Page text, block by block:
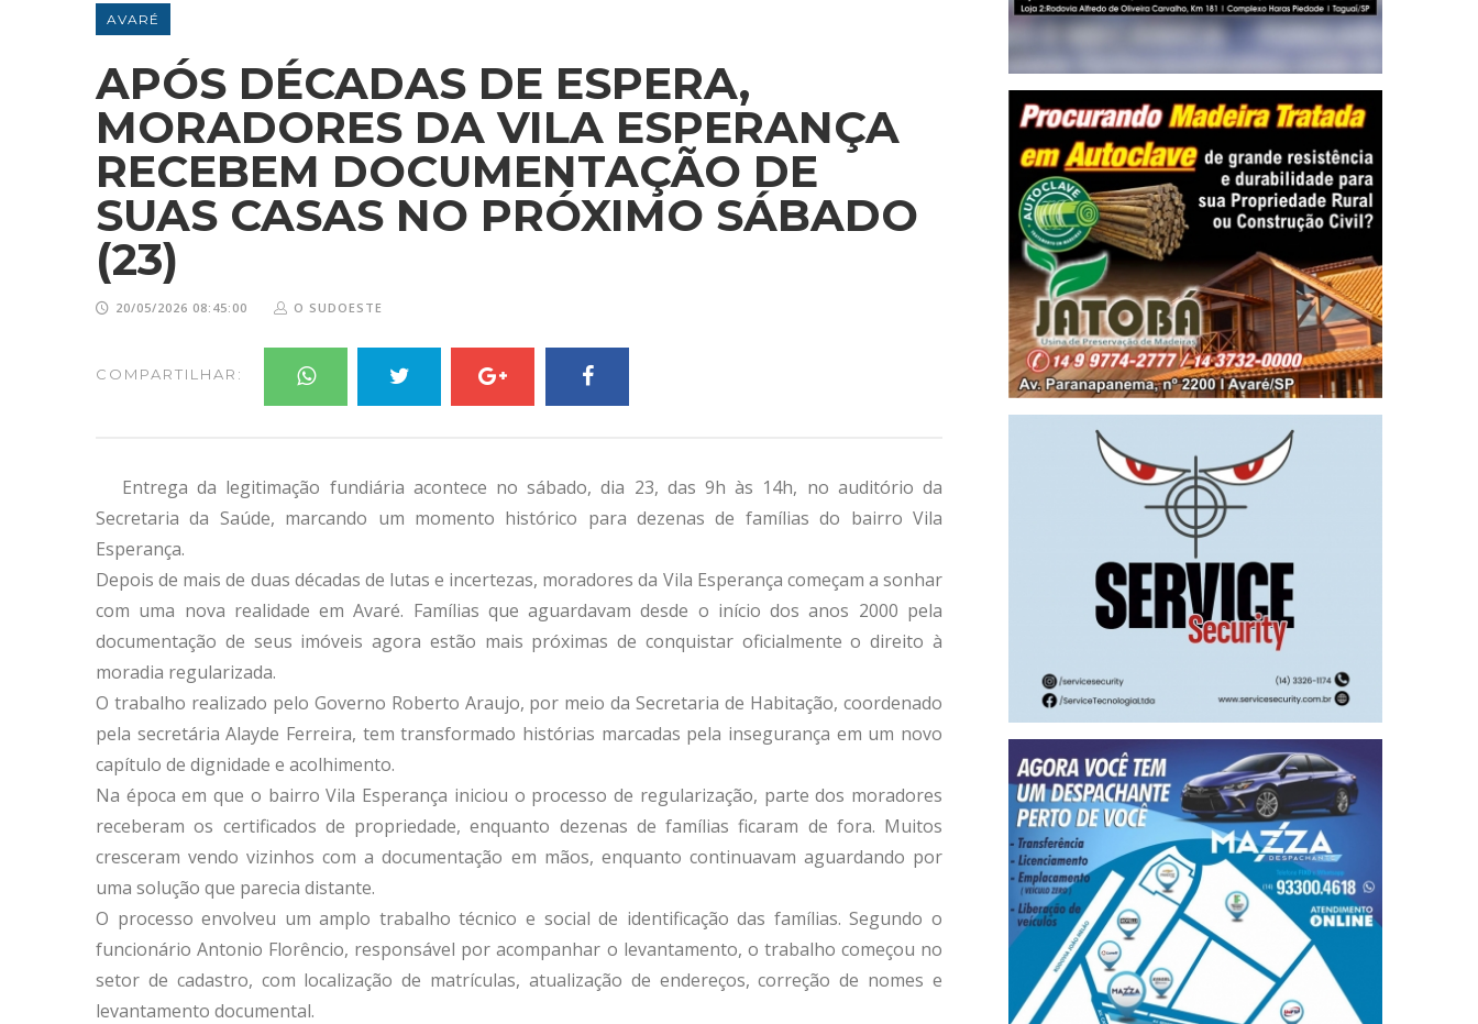
AVARÉ
APÓS DÉCADAS DE ESPERA,
MORADORES DA VILA ESPERANÇA
RECEBEM DOCUMENTAÇÃO DE
SUAS CASAS NO PRÓXIMO SÁBADO
(23)
20/05/2026 08:45:00 O SUDOESTE
COMPARTILHAR:
Entrega da legitimação fundiária acontece no sábado, dia 23, das 9h às 14h, no auditório da
Secretaria da Saúde, marcando um momento histórico para dezenas de famílias do bairro Vila
Esperança.
Depois de mais de duas décadas de lutas e incertezas, moradores da Vila Esperança começam a sonhar
com uma nova realidade em Avaré. Famílias que aguardavam desde o início dos anos 2000 pela
documentação de seus imóveis agora estão mais próximas de conquistar oficialmente o direito à
moradia regularizada.
O trabalho realizado pelo Governo Roberto Araujo, por meio da Secretaria de Habitação, coordenado
pela secretária Alayde Ferreira, tem transformado histórias marcadas pela insegurança em um novo
capítulo de dignidade e acolhimento.
Na época em que o bairro Vila Esperança iniciou o processo de regularização, parte dos moradores
receberam os certificados de propriedade, enquanto dezenas de famílias ficaram de fora. Muitos
cresceram vendo vizinhos com a documentação em mãos, enquanto continuavam aguardando por
uma solução que parecia distante.
O processo envolveu um amplo trabalho técnico e social de identificação das famílias. Segundo o
funcionário Antonio Florêncio, responsável por acompanhar o levantamento, o trabalho começou no
setor de cadastro, com localização de matrículas, atualização de endereços, correção de nomes e
levantamento documental.